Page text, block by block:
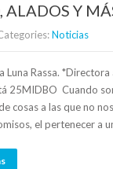
ALADOS Y
Categories:Noticias
Luna Rassa.
25MIDBO Cuando
cosas a las que no
el pertenecer a